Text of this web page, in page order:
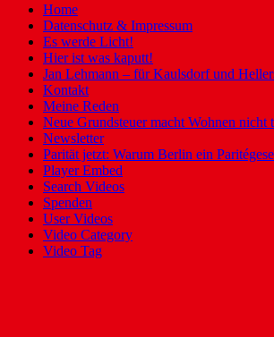
Home
Datenschutz & Impressum
Es werde Licht!
Hier ist was kaputt!
Jan Lehmann – für Kaulsdorf und
Kontakt
Meine Reden
Neue Grundsteuer macht Wohnen nicht
Newsletter
Parität jetzt: Warum Berlin ein
Player Embed
Search Videos
Spenden
User Videos
Video Category
Video Tag